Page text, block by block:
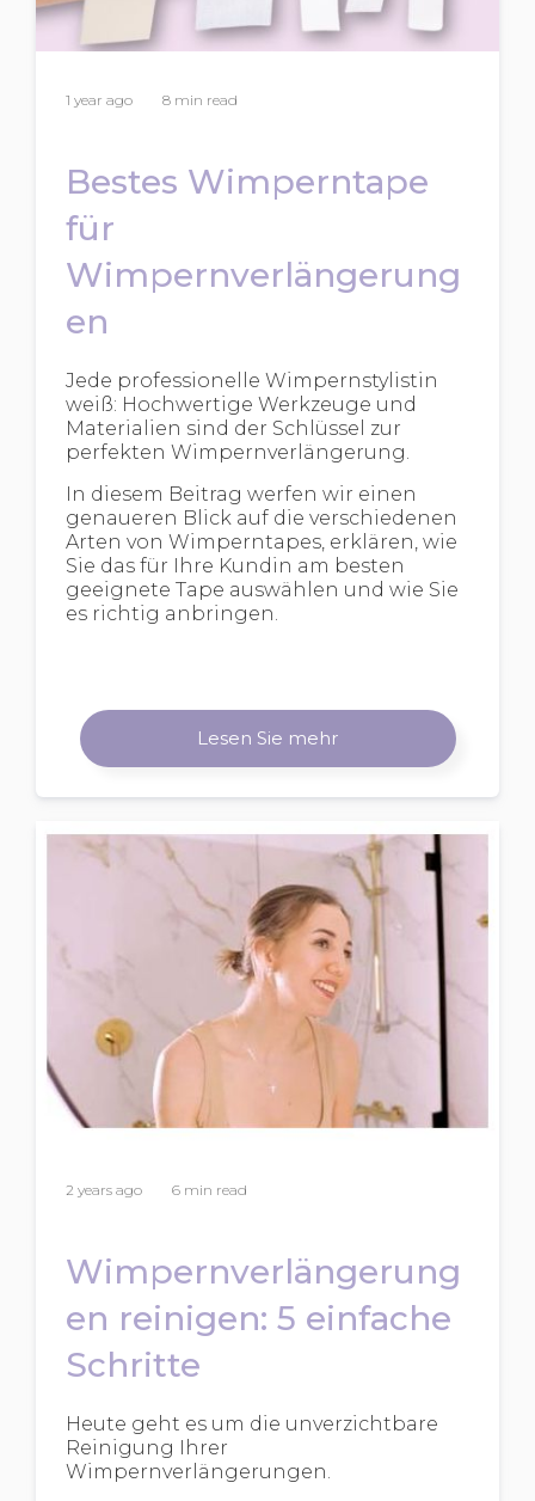
1 year ago 8 min read
Bestes Wimperntape
für
Wimpernverlängerung
en
Jede professionelle Wimpernstylistin
weiß: Hochwertige Werkzeuge und
Materialien sind der Schlüssel zur
perfekten Wimpernverlängerung.
In diesem Beitrag werfen wir einen
genaueren Blick auf die verschiedenen
Arten von Wimperntapes, erklären, wie
Sie das für Ihre Kundin am besten
geeignete Tape auswählen und wie Sie
es richtig anbringen.
Lesen Sie mehr
2 years ago 6 min read
Wimpernverlängerung
en reinigen: 5 einfache
Schritte
Heute geht es um die unverzichtbare
Reinigung Ihrer
Wimpernverlängerungen.